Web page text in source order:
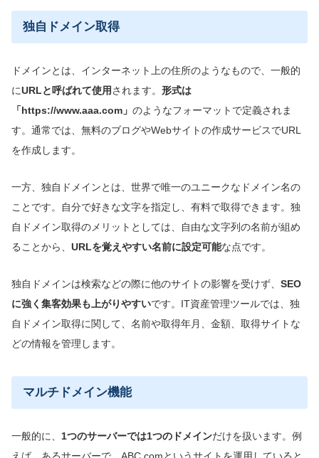
独自ドメイン取得
ドメインとは、インターネット上の住所のようなもので、一般的
にURLと呼ばれて使用されます。 形式は
「https://www.aaa.com」 のようなフォーマットで定義されま
す。通常では、無料のブログやWebサイトの作成サービスでURL
を作成します。
一方、独自ドメインとは、世界で唯一のユニークなドメイン名の
ことです。自分で好きな文字を指定し、有料で取得できます。独
自ドメイン取得のメリットとしては、自由な文字列の名前が組め
ることから、 URLを覚えやすい名前に設定可能な点です。
独自ドメインは検索などの際に他のサイトの影響を受けず、 SEO
に強く集客効果も上がりやすいです。IT資産管理ツールでは、独
自ドメイン取得に関して、名前や取得年月、金額、取得サイトな
どの情報を管理します。
マルチドメイン機能
一般的に、 1つのサーバーでは1つのドメインだけを扱います。例